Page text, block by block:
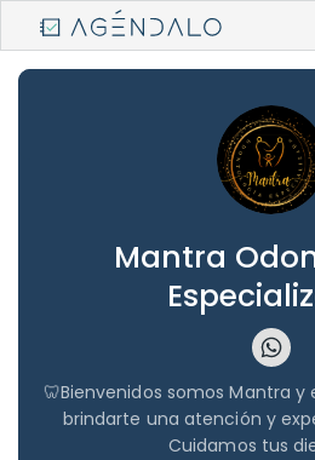
Mantra
🦷Bienvenidos somos Mantra
brindarte una atención y
Cuidamos tus